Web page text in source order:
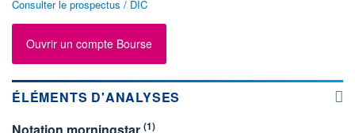
Consulter le prospectus / DIC
Ouvrir un compte Bourse
ÉLÉMENTS D'ANALYSES
(1)